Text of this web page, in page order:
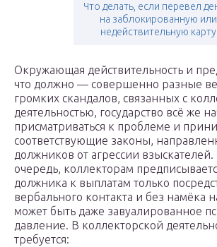
Что делать, если перевел
на заблокированную или
недействительную карту
Окружающая действительность и
что должно — совершенно разные
громких скандалов, связанных с
деятельностью, государство всё же
присматриваться к проблеме и
соответствующие законы,
должников от агрессии
очередь, коллекторам
должника к выплатам только
вербального контакта и без намёка
может быть даже завуалированное
давление. В коллекторской
требуется: